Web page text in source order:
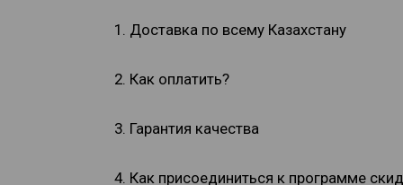
1. Доставка по всему Казахстану
2. Как оплатить?
3. Гарантия качества
4. Как присоединиться к программе